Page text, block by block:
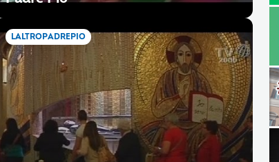
LALTROPADREPIO